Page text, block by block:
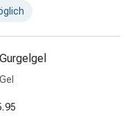
Gurgelgel